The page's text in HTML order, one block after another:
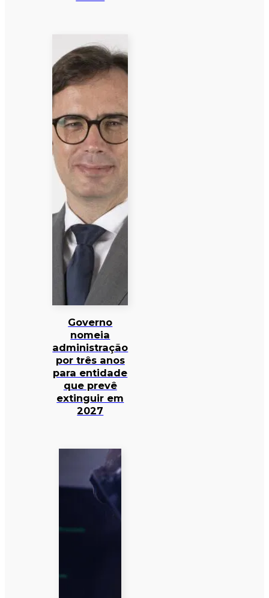
Governo
nomeia
administração
por três anos
para entidade
que prevê
extinguir em
2027